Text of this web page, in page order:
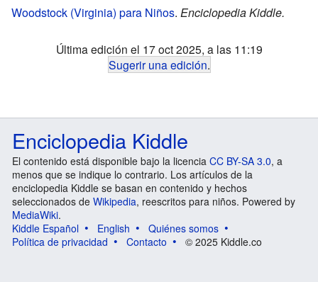
Woodstock (Virginia) para Niños. Enciclopedia Kiddle.
Última edición el 17 oct 2025, a las 11:19
Sugerir una edición.
Enciclopedia Kiddle
El contenido está disponible bajo la licencia CC BY-SA 3.0, a
menos que se indique lo contrario. Los artículos de la
enciclopedia Kiddle se basan en contenido y hechos
seleccionados de Wikipedia, reescritos para niños. Powered by
MediaWiki.
Kiddle Español
English
Quiénes somos
Política de privacidad
Contacto © 2025 Kiddle.co